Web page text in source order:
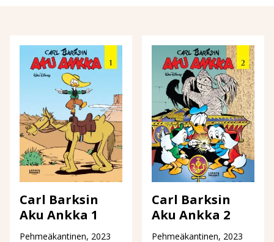
Carl Barksin
Aku Ankka 1
Pehmeäkantinen, 2023
Carl Barksin
Aku Ankka 2
Pehmeäkantinen, 2023